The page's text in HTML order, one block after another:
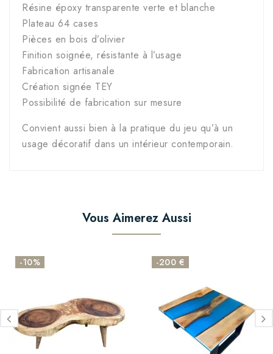
Résine époxy transparente verte et blanche
Plateau 64 cases
Pièces en bois d’olivier
Finition soignée, résistante à l’usage
Fabrication artisanale
Création signée TEY
Possibilité de fabrication sur mesure
Convient aussi bien à la pratique du jeu qu’à un
usage décoratif dans un intérieur contemporain.
Vous Aimerez Aussi
-10% -200 €